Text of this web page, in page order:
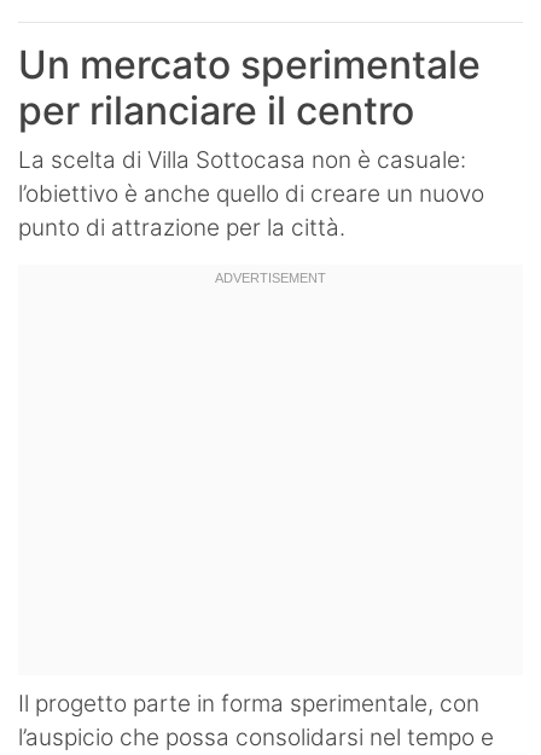
Un mercato sperimentale
per rilanciare il centro
La scelta di Villa Sottocasa non è casuale:
l’obiettivo è anche quello di creare un nuovo
punto di attrazione per la città.
Il progetto parte in forma sperimentale, con
l’auspicio che possa consolidarsi nel tempo e